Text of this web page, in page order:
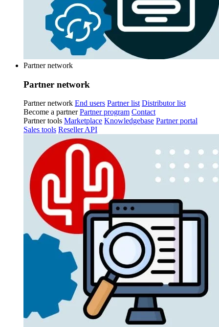
Partner network
Partner network
Partner network End users Partner list Distributor list
Become a partner Partner program Contact
Partner tools Marketplace Knowledgebase Partner portal
Sales tools Reseller API